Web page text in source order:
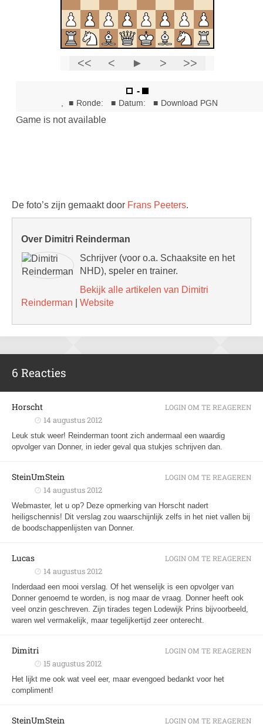
De foto’s zijn gemaakt door Frans Peeters.
Over Dimitri Reinderman
Schrijver (voor o.a. Schaaksite en het
NHD), speler en trainer.
Bekijk alle artikelen van Dimitri
Reinderman
Website
6 Reacties
Horscht
14 augustus 2012
Leuk stuk weer! Reinderman toont zich andermaal een waardig
opvolger van Donner, in ieder geval qua stukjes schrijven dan.
LOGIN OM TE REAGEREN
SteinUmStein
14 augustus 2012
Webmaster, let u op? Deze opmerking van Horscht nadert
heiligschennis! Dit verslag zou waarschijnlijk zelfs in het niet vallen bij
de boodschappenlijsten van Donner.
LOGIN OM TE REAGEREN
Lucas
14 augustus 2012
Inderdaad een mooi verslag. Of het wenselijk is een opvolger van
Donner genoemd te worden, is nog maar de vraag. Donner heeft ook
veel onzin geschreven. Zijn tirades tegen Lodewijk Prins bijvoorbeeld,
waren wel vermakelijk, maar tegelijkertijd zeer onterecht.
LOGIN OM TE REAGEREN
Dimitri
15 augustus 2012
Het lijkt me ook wat veel eer, maar evengoed bedankt voor het
compliment!
LOGIN OM TE REAGEREN
SteinUmStein LOGIN OM TE REAGEREN